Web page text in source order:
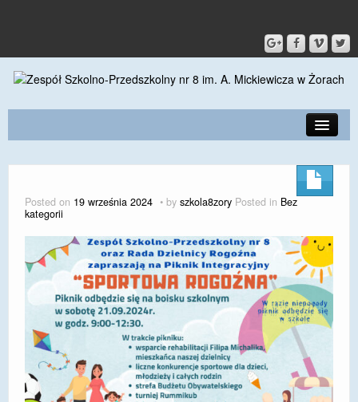
KONTAKT
DLA RODZICÓW I UCZNIÓW
DLA PRACOWNIKÓW
GALERIA
SPORT
DOSTĘPNOŚĆ
Posted on 19 września 2024 by szkola8zory Posted in Bez
kategorii